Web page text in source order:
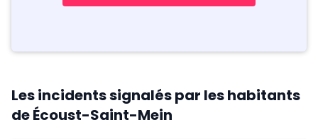
Les incidents signalés par les habitants
de Écoust-Saint-Mein